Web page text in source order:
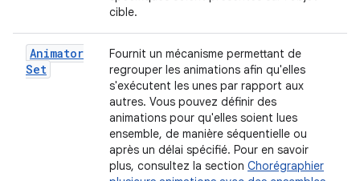
cible.
Animator
Set
Fournit un mécanisme permettant de
regrouper les animations afin qu'elles
s'exécutent les unes par rapport aux
autres. Vous pouvez définir des
animations pour qu'elles soient lues
ensemble, de manière séquentielle ou
après un délai spécifié. Pour en savoir
plus, consultez la section Chorégraphier